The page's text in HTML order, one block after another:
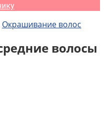
Окрашивание волос
волосы